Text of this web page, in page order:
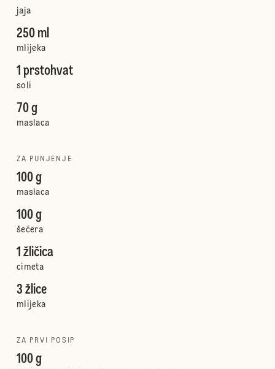
jaja
250 ml
mlijeka
1 prstohvat
soli
70 g
maslaca
ZA PUNJENJE
100 g
maslaca
100 g
šećera
1 žličica
cimeta
3 žlice
mlijeka
ZA PRVI POSIP
100 g